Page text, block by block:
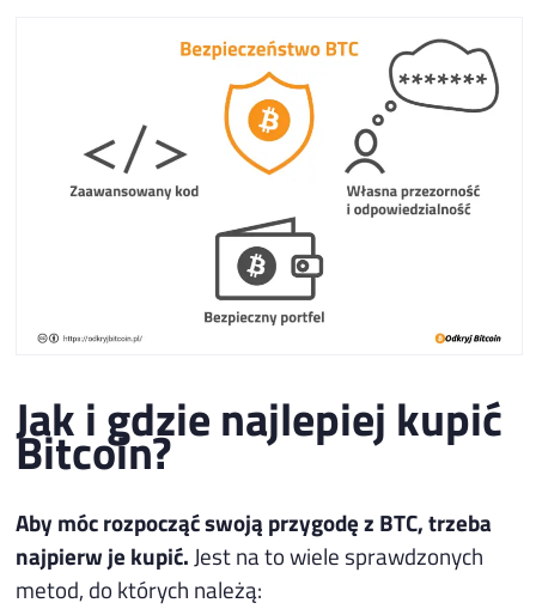
Jak i gdzie najlepiej kupić
Bitcoin?
Aby móc rozpocząć swoją przygodę z BTC, trzeba
najpierw je kupić.Jest na to wiele sprawdzonych
metod, do których należą: